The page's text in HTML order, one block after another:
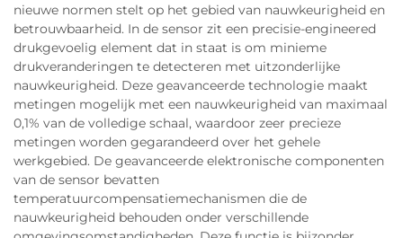
nieuwe normen stelt op het gebied van nauwkeurigheid en
betrouwbaarheid. In de sensor zit een precisie-engineered
drukgevoelig element dat in staat is om minieme
drukveranderingen te detecteren met uitzonderlijke
nauwkeurigheid. Deze geavanceerde technologie maakt
metingen mogelijk met een nauwkeurigheid van maximaal
0,1% van de volledige schaal, waardoor zeer precieze
metingen worden gegarandeerd over het gehele
werkgebied. De geavanceerde elektronische componenten
van de sensor bevatten
temperatuurcompensatiemechanismen die de
nauwkeurigheid behouden onder verschillende